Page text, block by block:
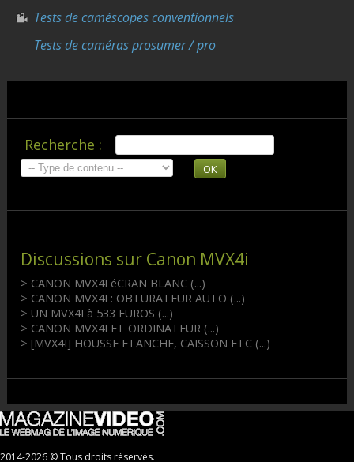
Tests de caméscopes conventionnels
Tests de caméras prosumer / pro
Recherche :
OK
Discussions sur Canon MVX4i
> CANON MVX4I éCRAN BLANC (...)
> CANON MVX4I : OBTURATEUR AUTO (...)
> UN MVX4I à 533 EUROS (...)
> CANON MVX4I ET ORDINATEUR (...)
> [MVX4I] HOUSSE ETANCHE, CAISSON ETC (...)
2014-2026 © Tous droits réservés.